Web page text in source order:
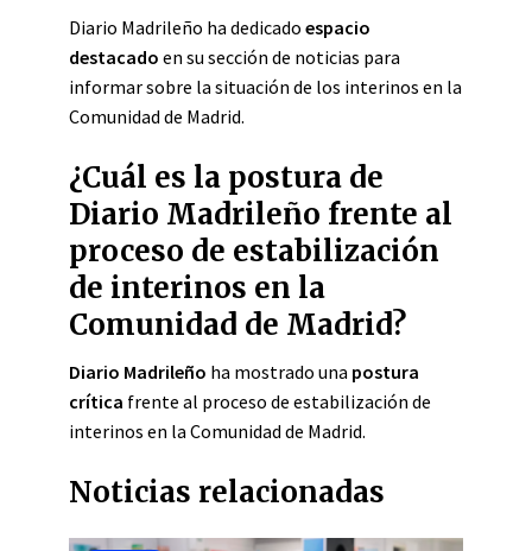
Diario Madrileño ha dedicado espacio
destacado en su sección de noticias para
informar sobre la situación de los interinos en la
Comunidad de Madrid.
¿Cuál es la postura de
Diario Madrileño frente al
proceso de estabilización
de interinos en la
Comunidad de Madrid?
Diario Madrileño ha mostrado una postura
crítica frente al proceso de estabilización de
interinos en la Comunidad de Madrid.
Noticias relacionadas